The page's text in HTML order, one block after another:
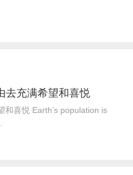
去充满希望和喜悦
和喜悦 Earth’s population is